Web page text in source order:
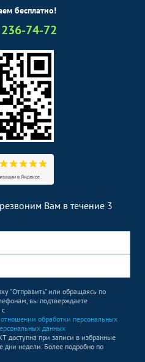
бесплатно!
74-72
Вам в течение 3
"Отправить" или обращаясь по
вы подтверждаете
обработки персональных
данных
доступна при записи в избранные
дни недели. Более подробно по